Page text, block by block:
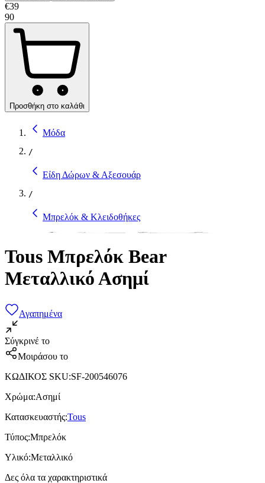
€39
90
Προσθήκη στο καλάθι
Μόδα
/
Είδη Δώρων & Αξεσουάρ
/
Μπρελόκ & Κλειδοθήκες
Tous Μπρελόκ Bear
Μεταλλικό Ασημί
Αγαπημένα
Σύγκρινέ το
Μοιράσου το
ΚΩΔΙΚΟΣ SKU:SF-200546076
Χρώμα:Ασημί
Κατασκευαστής:Tous
Τύπος:Μπρελόκ
Υλικό:Μεταλλικό
Δες όλα τα χαρακτηριστικά